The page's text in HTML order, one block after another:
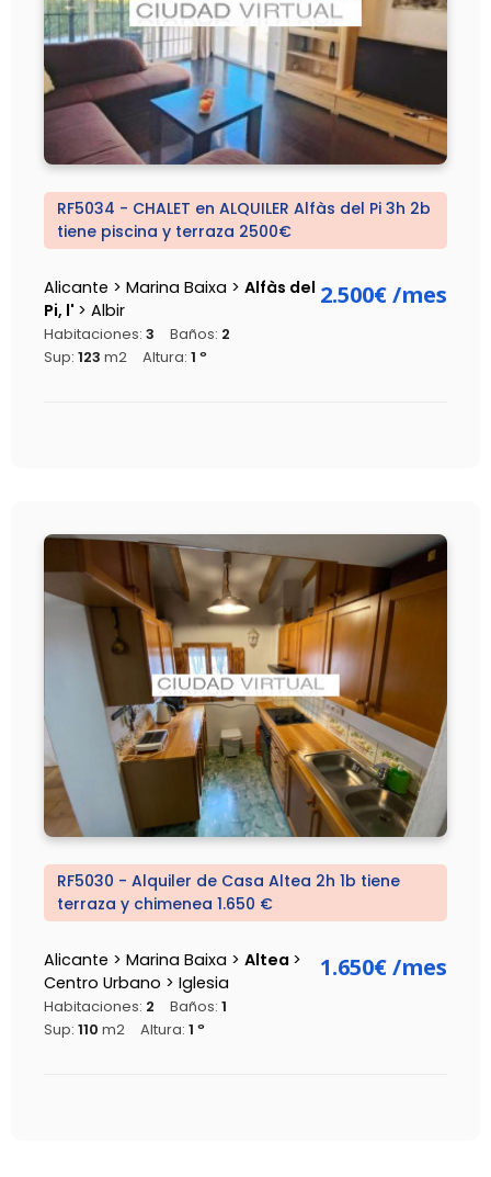
RF5034 - CHALET en ALQUILER Alfàs del Pi 3h 2b
tiene piscina y terraza 2500€
2.500€/mes
Alicante > Marina Baixa > Alfàs del
Pi, l' > Albir
Habitaciones: 3 Baños: 2
Sup: 123 m2 Altura: 1 º
RF5030 - Alquiler de Casa Altea 2h 1b tiene
terraza y chimenea 1.650 €
1.650€/mes
Alicante > Marina Baixa > Altea >
Centro Urbano > Iglesia
Habitaciones: 2 Baños: 1
Sup: 110 m2 Altura: 1 º